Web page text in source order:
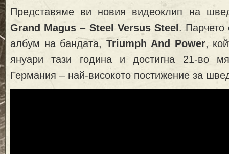
Представяме ви новия видеоклип на
Grand Magus – Steel Versus Steel . Парчето
албум на бандата,Triumph And Power,
януари тази година и достигна 21-во
Германия – най-високото постижение за